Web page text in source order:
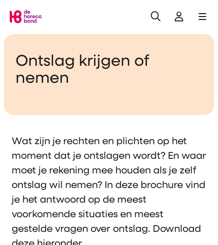
Zoeken
Ontslag krijgen of
nemen
Wat zijn je rechten en plichten op het
moment dat je ontslagen wordt? En waar
moet je rekening mee houden als je zelf
ontslag wil nemen? In deze brochure vind
je het antwoord op de meest
voorkomende situaties en meest
gestelde vragen over ontslag. Download